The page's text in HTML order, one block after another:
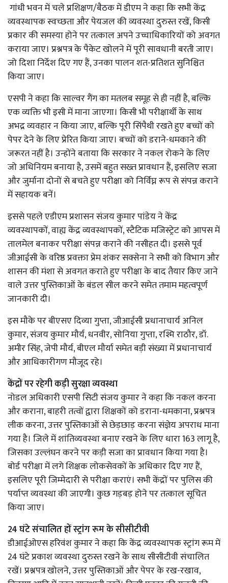
गांधी भवन में चले प्रशिक्षण/बैठक में डीएम ने कहा कि सभी केंद्र
व्यवस्थापक स्वच्छता और पेयजल की व्यवस्था दुरुस्त रखें, किसी
प्रकार की समस्या होने पर तत्काल अपने उच्चाधिकारियों को अवगत
कराया जाए। प्रश्नपत्र के पैकेट खोलने में पूरी सावधानी बरती जाए।
जो दिशा निर्देश दिए गए हैं, उनका पालन शत-प्रतिशत सुनिश्चित
किया जाए।
एसपी ने कहा कि साल्वर गैंग का मतलब समूह से ही नहीं है, बल्कि
एक व्यक्ति भी इसी में माना जाएगा। किसी भी परीक्षार्थी के साथ
अभद्र व्यवहार न किया जाए, बल्कि पूरी सिंपैथी रखते हुए बच्चों को
पेपर देने के लिए प्रेरित किया जाए। बच्चों को डराने-धमकाने की
जरूरत नहीं है। उन्होंने बताया कि सरकार ने नकल रोकने के लिए
जो अधिनियम बनाया है, उसमें बहुत सख्त प्रावधान हैं, इसलिए सजा
और जुर्माना दोनों से बचते हुए परीक्षा को निर्विघ्न रूप से संपन्न कराने
में सहायक बनें।
इससे पहले एडीएम प्रशासन संजय कुमार पांडेय ने केंद्र
व्यवस्थापकों, वाह्य केंद्र व्यवस्थापकों, स्टैटिक मजिस्ट्रेट को आपस में
तालमेल बनाकर परीक्षा संपन्न कराने की नसीहत दी। इससे पूर्व
जीआईसी के वरिष्ठ प्रवक्ता प्रेम शंकर सक्सेना ने सभी को विभाग और
शासन की मंशा से अवगत कराते हुए परीक्षा के बाद तैयार किए जाने
वाले उत्तर पुस्तिकाओं के बंडल सील करने समेत तमाम महत्वपूर्ण
जानकारी दी।
इस मौके पर बीएसए दिव्या गुप्ता, जीआईसी प्रधानाचार्य अनिल
कुमार, संजय कुमार मौर्य, धनवीर, सोनिया गुप्ता, रश्मि राठौर, डॉ.
अमीर सिंह, जेपी मौर्य, बीएल मौर्या समेत बड़ी संख्या में प्रधानाचार्य
और आधिकारीगण मौजूद रहे।
केंद्रों पर रहेगी कड़ी सुरक्षा व्यवस्था
नोडल अधिकारी एसपी सिटी संजय कुमार ने कहा कि नकल करना
और कराना, बाहरी तत्वों द्वारा शिक्षकों को डराना-धमकाना, प्रश्नपत्र
लीक करना, उत्तर पुस्तिकाओं से छेड़छाड़ करना संज्ञेय अपराध माना
गया है। जिले में शांतिव्यवस्था बनाए रखने के लिए धारा 163 लागू है,
जिसका उल्लंघन करने पर कड़ी सजा का प्रावधान किया गया है।
बोर्ड परीक्षा में लगे शिक्षक लोकसेवकों के अधिकार दिए गए हैं,
इसलिए पूरी जिम्मेदारी से परीक्षा कराएं। सभी केंद्रों पर पुलिस की
पर्याप्त व्यवस्था की जाएगी। कुछ गड़बड़ होने पर तत्काल सूचित
किया जाए।
24 घंटे संचालित हों स्ट्रांग रूम के सीसीटीवी
डीआईओएस हरिवंश कुमार ने कहा कि केंद्र व्यवस्थापक स्ट्रांग रूम में
24 घंटे प्रकाश व्यवस्था दुरुस्त रखने के साथ सीसीटीवी संचालित
रखें। प्रश्नपत्र खोलने, उत्तर पुस्तिकाओं और पेपर के रख-रखाव,